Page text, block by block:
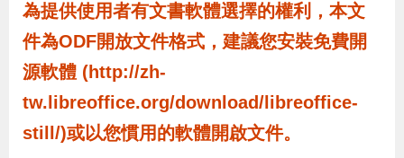
為
民
服
務
為提供使用者有文書軟體選擇的權利，本文
件為ODF開放文件格式，建議您安裝免費開
源軟體 (http://zh-
tw.libreoffice.org/download/libreoffice-
still/)或以您慣用的軟體開啟文件。